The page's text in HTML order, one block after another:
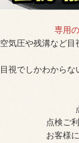
専用
空気圧や残溝など
目視でしかわから
点検ご
お客様